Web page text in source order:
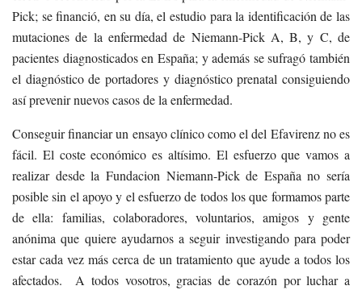
Pick; se financió, en su día, el estudio para la identificación de las
mutaciones de la enfermedad de Niemann-Pick A, B, y C, de
pacientes diagnosticados en España; y además se sufragó también
el diagnóstico de portadores y diagnóstico prenatal consiguiendo
así prevenir nuevos casos de la enfermedad.
Conseguir financiar un ensayo clínico como el del Efavirenz no es
fácil. El coste económico es altísimo. El esfuerzo que vamos a
realizar desde la Fundacion Niemann-Pick de España no sería
posible sin el apoyo y el esfuerzo de todos los que formamos parte
de ella: familias, colaboradores, voluntarios, amigos y gente
anónima que quiere ayudarnos a seguir investigando para poder
estar cada vez más cerca de un tratamiento que ayude a todos los
afectados. A todos vosotros, gracias de corazón por luchar a